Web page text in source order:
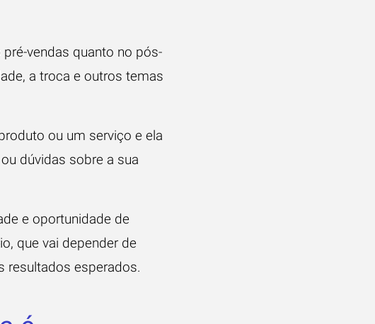
vendas quanto no pós-
a troca e outros temas
ou um serviço e ela
dúvidas sobre a sua
e oportunidade de
que vai depender de
resultados esperados.